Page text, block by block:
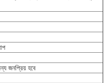
জনপ্রিয় হবে